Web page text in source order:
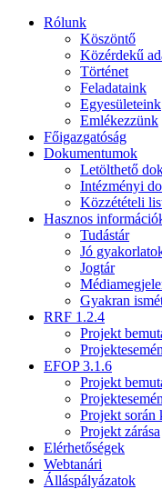
Rólunk
Köszöntő
Közérdekű
Történet
Feladataink
Egyesületeink
Emlékezzünk
Főigazgatóság
Dokumentumok
Letölthető
Intézményi
Közzétételi
Hasznos
Tudástár
Jó
Jogtár
Gyakran
RRF 1.2.4
Projekt
EFOP 3.1.6
Projekt
Projekt során
Projekt zárása
Elérhetőségek
Webtanári
Álláspályázatok